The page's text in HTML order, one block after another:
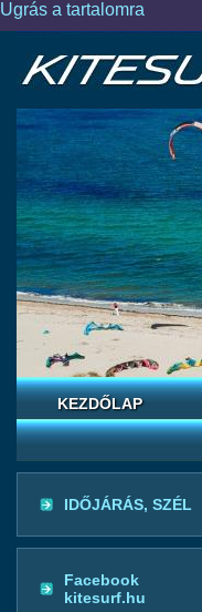
Ugrás a tartalomra
KEZDŐLAP
IDŐJÁRÁS, SZÉL
Facebook
kitesurf.hu